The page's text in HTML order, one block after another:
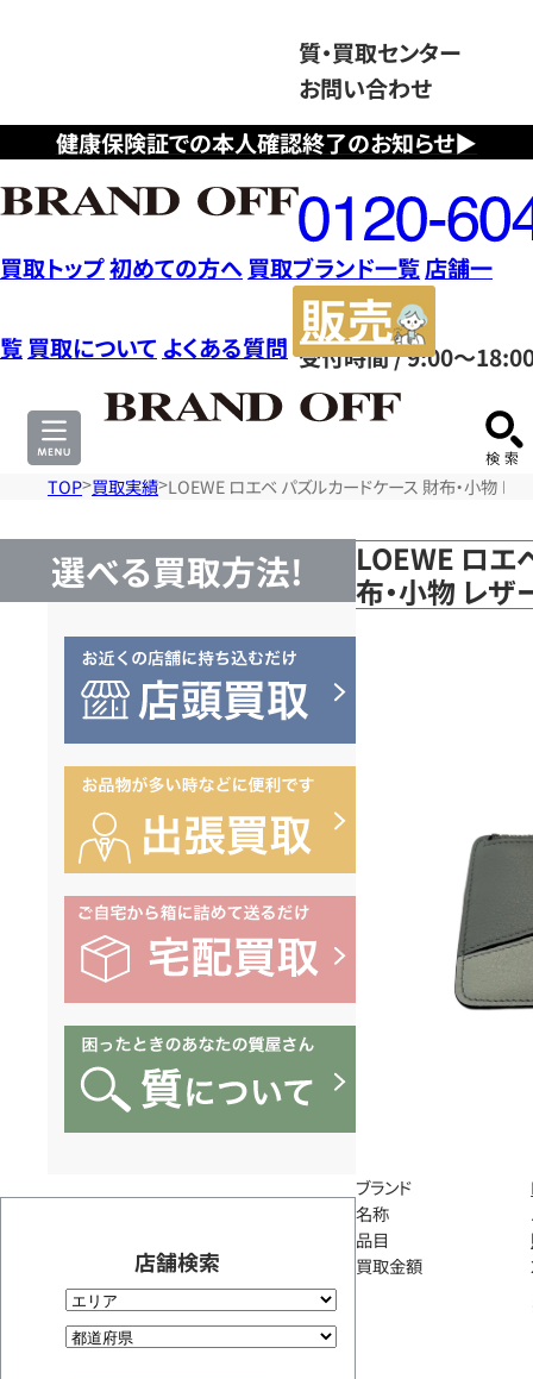
健康保険証での本人確認終了のお知らせ▶
質・買取センター
お問い合わせ
フ
リ
ー
ダ
イ
ヤ
ル
0120604117
受付時間 / 9:00～
買取トップ初めての方へ 買取ブランド一覧店舗一
覧 買取について よくある質問
サ
TOP 買取実績 LOEWE ロエベ パズルカードケース 財布・小物 レ
選べる買取方法!
店舗検索
LOEWE ロエ
布・小物 レ
ブランド
名称
品目
買取金額